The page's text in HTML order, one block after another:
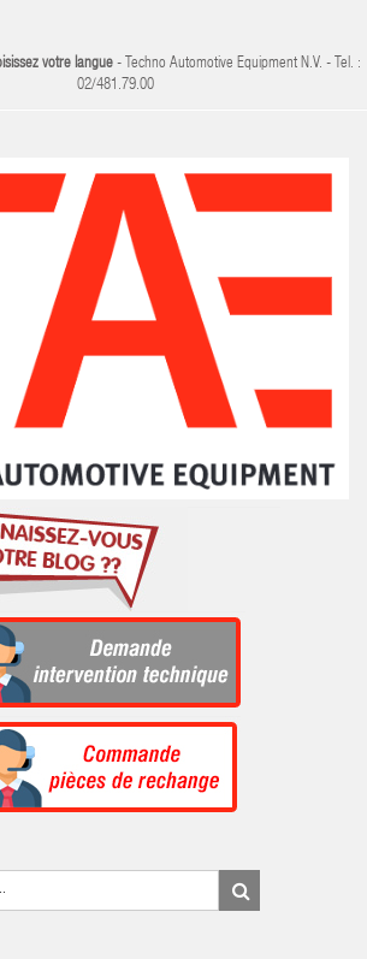
votre langue - Techno Automotive Equipment N.V. - Tel. :
02/481.79.00